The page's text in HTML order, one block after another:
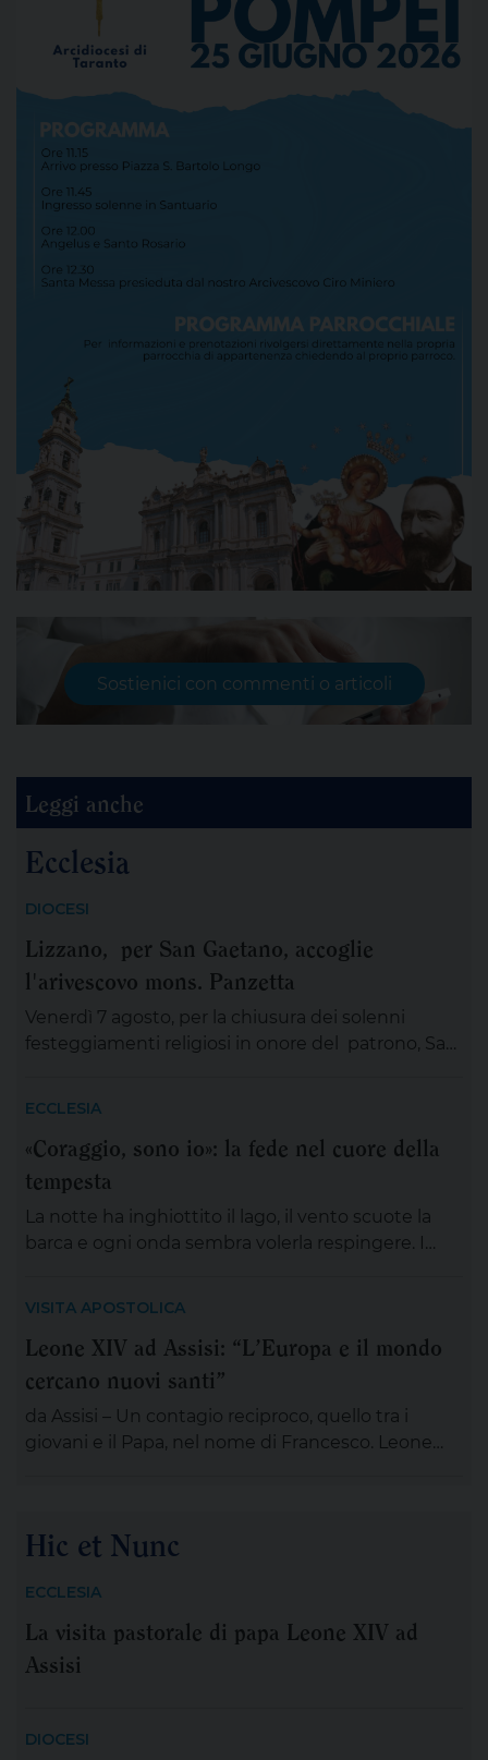
Sostienici con commenti o articoli
Leggi anche
Ecclesia
DIOCESI
Lizzano, per San Gaetano, accoglie
l'arivescovo mons. Panzetta
Venerdì 7 agosto, per la chiusura dei solenni
festeggiamenti religiosi in onore del patrono, San
vedrà il coinvolgimento partecipativo dei fedeli
lizzanesi, dei membri delle confraternite e delle
aggregazioni ecclesiali, delle […]
ECCLESIA
«Coraggio, sono io»: la fede nel cuore della
tempesta
La notte ha inghiottito il lago, il vento scuote la
barca e ogni onda sembra volerla respingere. I
prende spazio, le certezze si incrinano e perfino
ciò che potrebbe salvarci appare minaccioso.
VISITA APOSTOLICA
Leone XIV ad Assisi: “L’Europa e il mondo
cercano nuovi santi”
da Assisi – Un contagio reciproco, quello tra i
giovani e il Papa, nel nome di Francesco. Leone
“popolo giovane” proveniente dal nostro
credenti, tra […]
Hic et Nunc
ECCLESIA
La visita pastorale di papa Leone XIV ad
Assisi
DIOCESI